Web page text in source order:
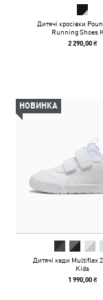
Дитячі кросівки
Running Shoes
2 290,00 ₴
НОВИНКА
Дитячі кеди Multiflex
Kids
1 990,00 ₴